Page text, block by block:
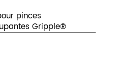
pinces
Gripple®